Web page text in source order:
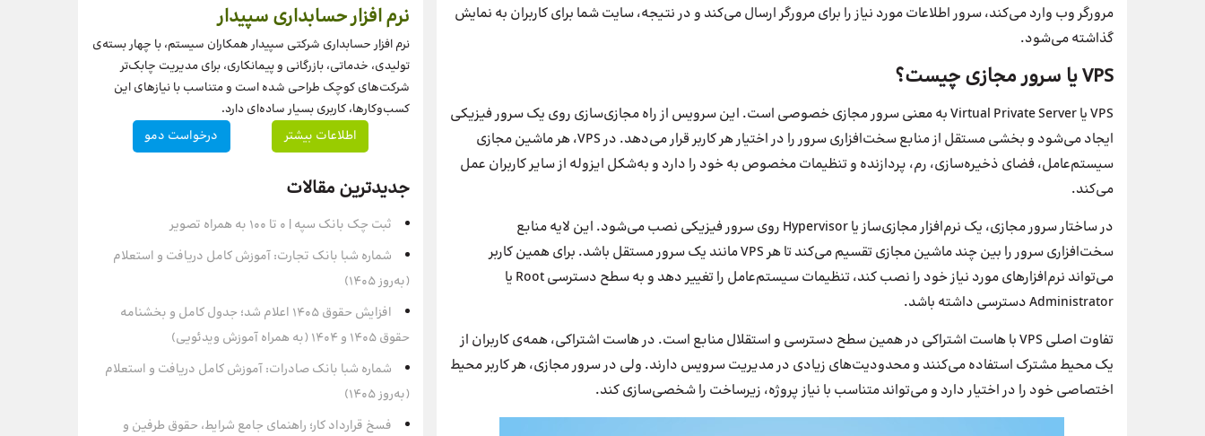
مرورگر وب وارد می‌کند، سرور اطلاعات مورد نیاز را برای مرورگر ارسال می‌کند و در نتیجه، سایت شما برای کاربران به نمایش
گذاشته می‌شود.
VPS یا سرور مجازی چیست؟
VPS یا Virtual Private Server به معنی سرور مجازی خصوصی است. این سرویس از راه مجازی‌سازی روی یک سرور فیزیکی
ایجاد می‌شود و بخشی مستقل از منابع سخت‌افزاری سرور را در اختیار هر کاربر قرار می‌دهد. در VPS، هر ماشین مجازی
سیستم‌عامل، فضای ذخیره‌سازی، رم، پردازنده و تنظیمات مخصوص به خود را دارد و به‌شکل ایزوله از سایر کاربران عمل
می‌کند.
در ساختار سرور مجازی، یک نرم‌افزار مجازی‌ساز یا Hypervisor روی سرور فیزیکی نصب می‌شود. این لایه منابع
سخت‌افزاری سرور را بین چند ماشین مجازی تقسیم می‌کند تا هر VPS مانند یک سرور مستقل باشد. برای همین کاربر
می‌تواند نرم‌افزارهای مورد نیاز خود را نصب کند، تنظیمات سیستم‌عامل را تغییر دهد و به سطح دسترسی Root یا
Administrator دسترسی داشته باشد.
تفاوت اصلی VPS با هاست اشتراکی در همین سطح دسترسی و استقلال منابع است. در هاست اشتراکی، همه‌ی کاربران از
یک محیط مشترک استفاده می‌کنند و محدودیت‌های زیادی در مدیریت سرویس دارند. ولی در سرور مجازی، هر کاربر محیط
اختصاصی خود را در اختیار دارد و می‌تواند متناسب با نیاز پروژه، زیرساخت را شخصی‌سازی کند.
نرم افزار حسابداری سپیدار
نرم افزار حسابداری شرکتی سپیدار همکاران سیستم، با چهار بسته‌‌ی
تولیدی، خدماتی، بازرگانی و پیمانکاری، برای مدیریت چابک‌تر
شرکت‌های کوچک طراحی شده است و متناسب با نیازهای این
کسب‌وکارها، کاربری بسیار ساده‌ای دارد.
اطلاعات بیشتر
درخواست دمو
جدیدترین مقالات
ثبت چک بانک سپه | ۰ تا ۱۰۰ به همراه تصویر
شماره شبا بانک تجارت: آموزش کامل دریافت و استعلام
(به‌روز ۱۴۰۵)
افزایش حقوق 1405 اعلام شد؛ جدول کامل و بخشنامه
حقوق 1405 و 1404 (به همراه آموزش ویدئویی)
شماره شبا بانک صادرات: آموزش کامل دریافت و استعلام
(به‌روز ۱۴۰۵)
فسخ قرارداد کار؛ راهنمای جامع شرایط، حقوق طرفین و